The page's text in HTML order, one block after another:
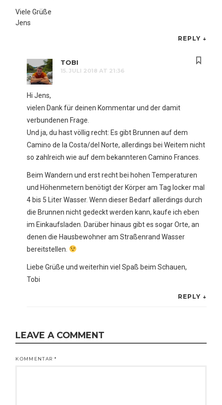
Viele Grüße
Jens
REPLY ↓
TOBI
15. JULI 2018 AT 21:36
Hi Jens,
vielen Dank für deinen Kommentar und der damit
verbundenen Frage.
Und ja, du hast völlig recht: Es gibt Brunnen auf dem
Camino de la Costa/del Norte, allerdings bei Weitem nicht
so zahlreich wie auf dem bekannteren Camino Frances.
Beim Wandern und erst recht bei hohen Temperaturen
und Höhenmetern benötigt der Körper am Tag locker mal
4 bis 5 Liter Wasser. Wenn dieser Bedarf allerdings durch
die Brunnen nicht gedeckt werden kann, kaufe ich eben
im Einkaufsladen. Darüber hinaus gibt es sogar Orte, an
denen die Hausbewohner am Straßenrand Wasser
bereitstellen.
Liebe Grüße und weiterhin viel Spaß beim Schauen,
Tobi
REPLY ↓
LEAVE A COMMENT
KOMMENTAR *